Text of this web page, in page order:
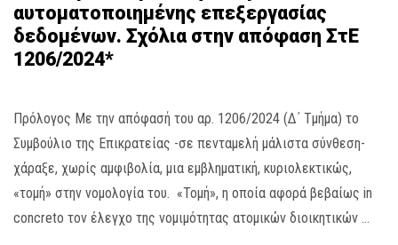
αυτοματοποιημένης επεξεργασίας
δεδομένων. Σχόλια στην απόφαση ΣτΕ
1206/2024*
Πρόλογος Με την απόφασή του αρ. 1206/2024 (Δ΄ Τμήμα) το
Συμβούλιο της Επικρατείας -σε πενταμελή μάλιστα σύνθεση-
χάραξε, χωρίς αμφιβολία, μια εμβληματική, κυριολεκτικώς,
«τομή» στην νομολογία του. «Τομή», η οποία αφορά βεβαίως in
concreto τον έλεγχο της νομιμότητας ατομικών διοικητικών …